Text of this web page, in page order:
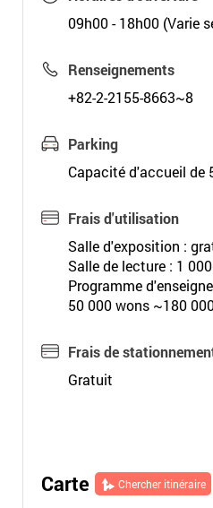
09h00 - 18h00 (Varie
Renseignements
+82-2-2155-8663~8
Parking
Capacité d'accueil de
Frais d'utilisation
Salle d'exposition :
Salle de lecture : 1
Programme
50 000 wons ~180
Frais de
Gratuit
Carte Chercher itinéraire